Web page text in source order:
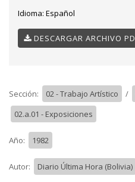
Idioma: Español
DESCARGAR ARCHIVO
Sección: 02 - Trabajo Artístico /
02.a.01 - Exposiciones
Año: 1982
Autor: Diario Última Hora (Bolivia)